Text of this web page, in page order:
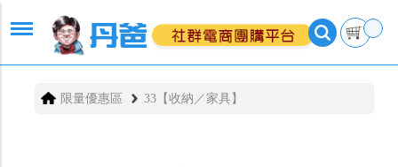
限量優惠區 33【收納／家具】